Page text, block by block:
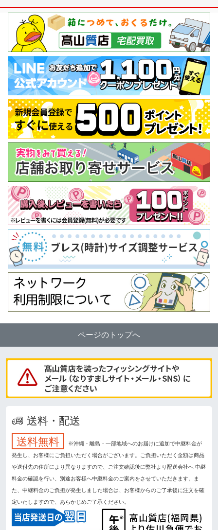
ページのトップへ
送料・配送
送料無料
※沖縄・離島・一部地域へのお届けに追加で中継料金が
発生し、お客様にご負担いただく場合がございます。ご負担いただく金額は商品
や送付先の住所により異なりますので、ご注文確認後に弊社より配送会社へ 中継
料金の確認を行い、別途お客様へ中継料金のご案内をさせていただきます。ま
た、中継料金のご負担が発生しました場合は、お客様からのご了承後に注文を確
定いたしますので、あらかじめご了承ください。